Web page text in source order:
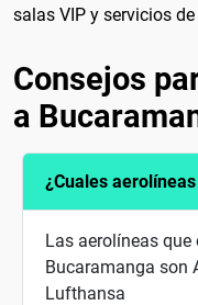
salas VIP y servicios
Consejos
a
¿Cuales
Las aerolíneas que
Bucaramanga son
Lufthansa